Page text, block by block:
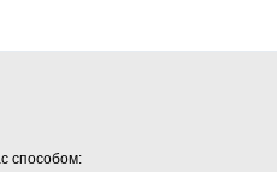
способом: